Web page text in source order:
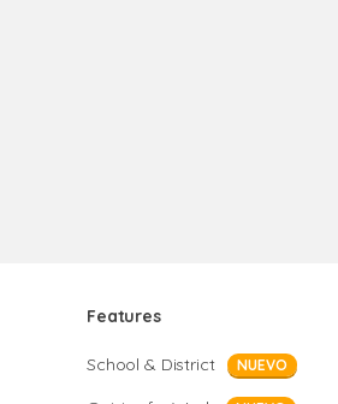
Features
School & District NUEVO